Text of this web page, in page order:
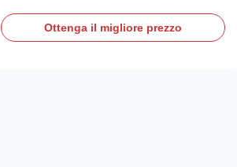
service counter, C means curved front glass
design, maximum cabinet length reaches
Ottenga il migliore prezzo